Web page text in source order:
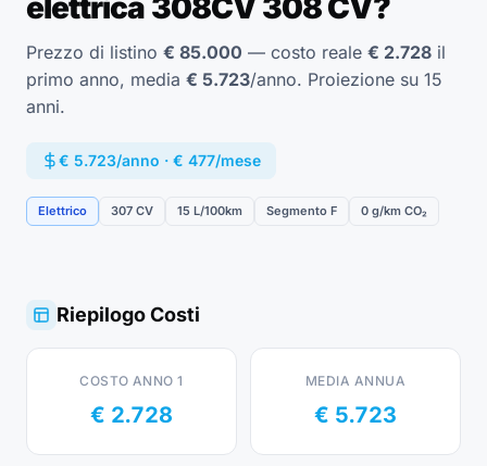
elettrica 308CV 308 CV?
Prezzo di listino € 85.000 — costo reale € 2.728 il
primo anno, media € 5.723/anno. Proiezione su 15
anni.
€ 5.723/anno · € 477/mese
Elettrico 307 CV 15 L/100km Segmento F 0 g/km CO₂
Riepilogo Costi
COSTO ANNO 1
€ 2.728
MEDIA ANNUA
€ 5.723